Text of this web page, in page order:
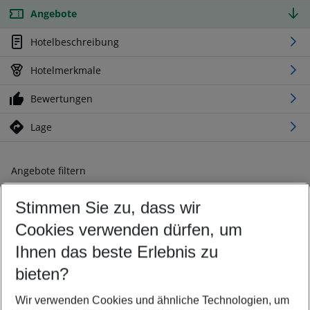
Angebote
Hotelbeschreibung
Hotelmerkmale
Bewertungen
Lage
Angebote filtern
Ändern Sie Ihre Kriterien nach Ihren Wünschen
Abflughafen wählen
Beliebiger Abflughafen
Reisezeitraum wählen
10.08.26– 08.08.27 5-8 Nächte
2 Erwachsene Keine Kinder
Stimmen Sie zu, dass wir
Cookies verwenden dürfen, um
Ihnen das beste Erlebnis zu
bieten?
Wir verwenden Cookies und ähnliche Technologien, um